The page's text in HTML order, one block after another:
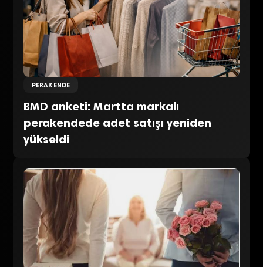
PERAKENDE
BMD anketi: Martta markalı
perakendede adet satışı yeniden
yükseldi